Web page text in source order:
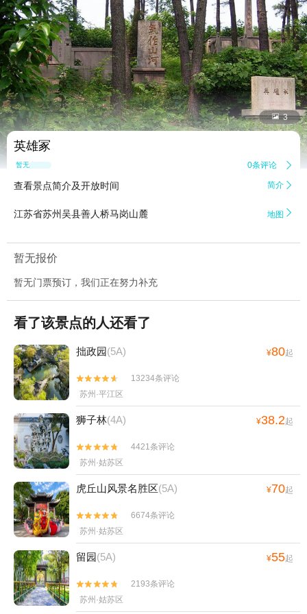
 3
英雄冢
暂无点评 0条评论 
查看景点简介及开放时间 简介 
江苏省苏州吴县善人桥马岗山麓 地图 
暂无报价
暂无门票预订，我们正在努力补充
看了该景点的人还看了
拙政园(5A) ¥80起


13234条评论
苏州·平江区
狮子林(4A) ¥38.2起


4421条评论
苏州·姑苏区
虎丘山风景名胜区(5A) ¥70起


6674条评论
苏州·姑苏区
留园(5A) ¥55起


2193条评论
苏州·姑苏区
